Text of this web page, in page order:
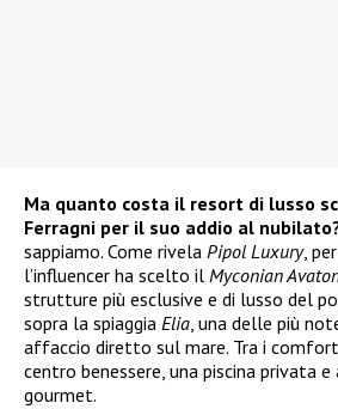
Ma quanto costa il resort di lusso
Ferragni per il suo addio al
sappiamo. Come rivela Pipol Luxury,
l’influencer ha scelto il Myconian
strutture più esclusive e di lusso del
sopra la spiaggia Elia, una delle più
affaccio diretto sul mare. Tra i
centro benessere, una piscina privata
gourmet.